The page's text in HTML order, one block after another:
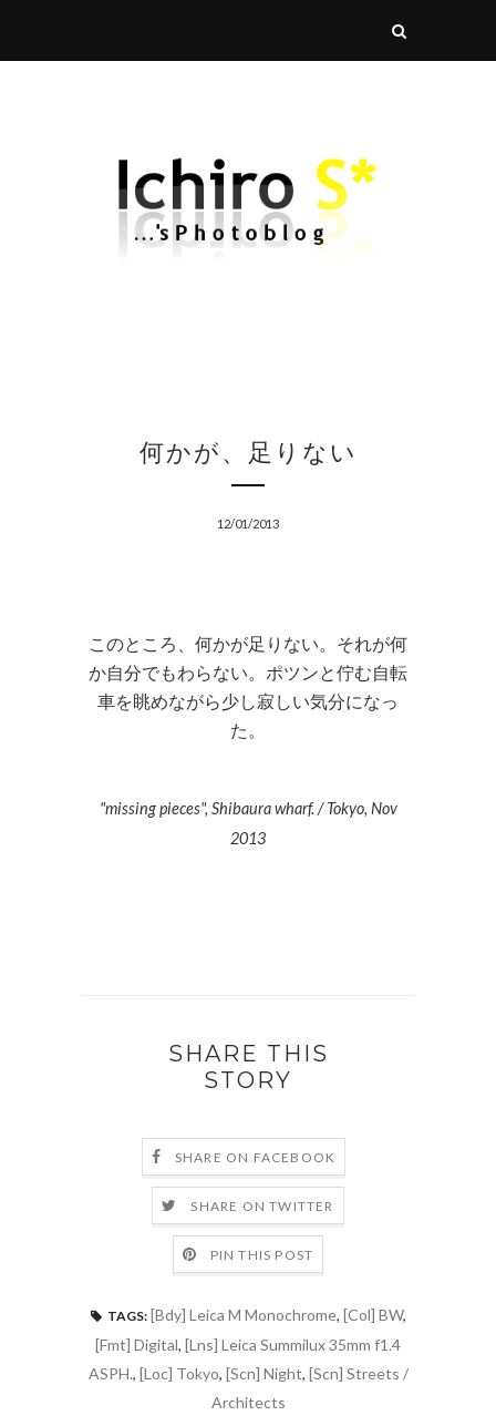
何かが、足りない
12/01/2013
このところ、何かが足りない。それが何
か自分でもわらない。ポツンと佇む自転
車を眺めながら少し寂しい気分になっ
た。
"missing pieces", Shibaura wharf. / Tokyo, Nov
2013
SHARE THIS
STORY
SHARE ON FACEBOOK
SHARE ON TWITTER
PIN THIS POST
TAGS: [Bdy] Leica M Monochrome, [Col] BW,
[Fmt] Digital, [Lns] Leica Summilux 35mm f1.4
ASPH., [Loc] Tokyo, [Scn] Night, [Scn] Streets /
Architects